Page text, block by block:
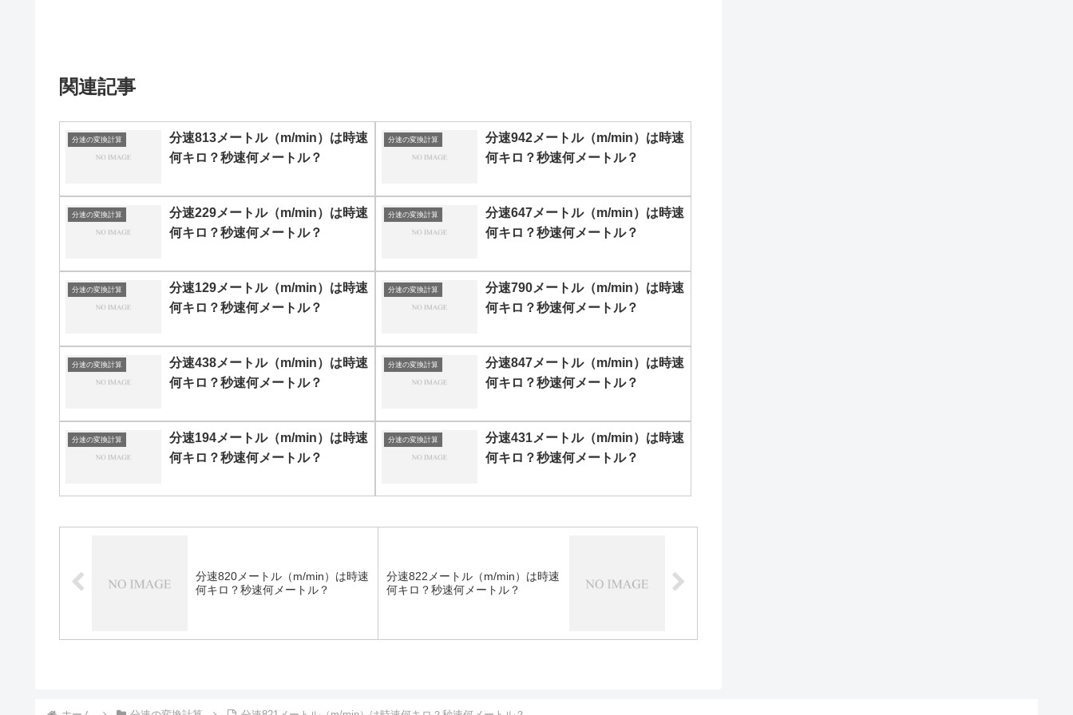
関連記事
分速の変換計算
分速813メートル（m/min）は時速
何キロ？秒速何メートル？
分速の変換計算
分速942メートル（m/min）は時速
何キロ？秒速何メートル？
分速の変換計算
分速229メートル（m/min）は時速
何キロ？秒速何メートル？
分速の変換計算
分速647メートル（m/min）は時速
何キロ？秒速何メートル？
分速の変換計算
分速129メートル（m/min）は時速
何キロ？秒速何メートル？
分速の変換計算
分速790メートル（m/min）は時速
何キロ？秒速何メートル？
分速の変換計算
分速438メートル（m/min）は時速
何キロ？秒速何メートル？
分速の変換計算
分速847メートル（m/min）は時速
何キロ？秒速何メートル？
分速の変換計算
分速194メートル（m/min）は時速
何キロ？秒速何メートル？
分速の変換計算
分速431メートル（m/min）は時速
何キロ？秒速何メートル？
分速820メートル（m/min）は時速
何キロ？秒速何メートル？
分速822メートル（m/min）は時速
何キロ？秒速何メートル？